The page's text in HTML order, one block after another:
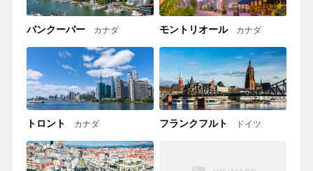
バンクーバー カナダ モントリオール カナダ
トロント カナダ フランクフルト ドイツ